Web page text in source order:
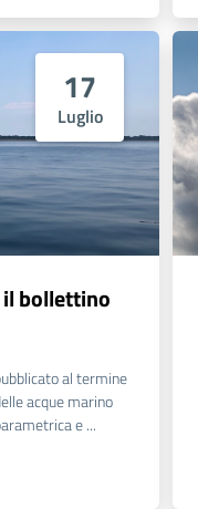
17
Luglio
bollettino
al termine
acque marino
e ...